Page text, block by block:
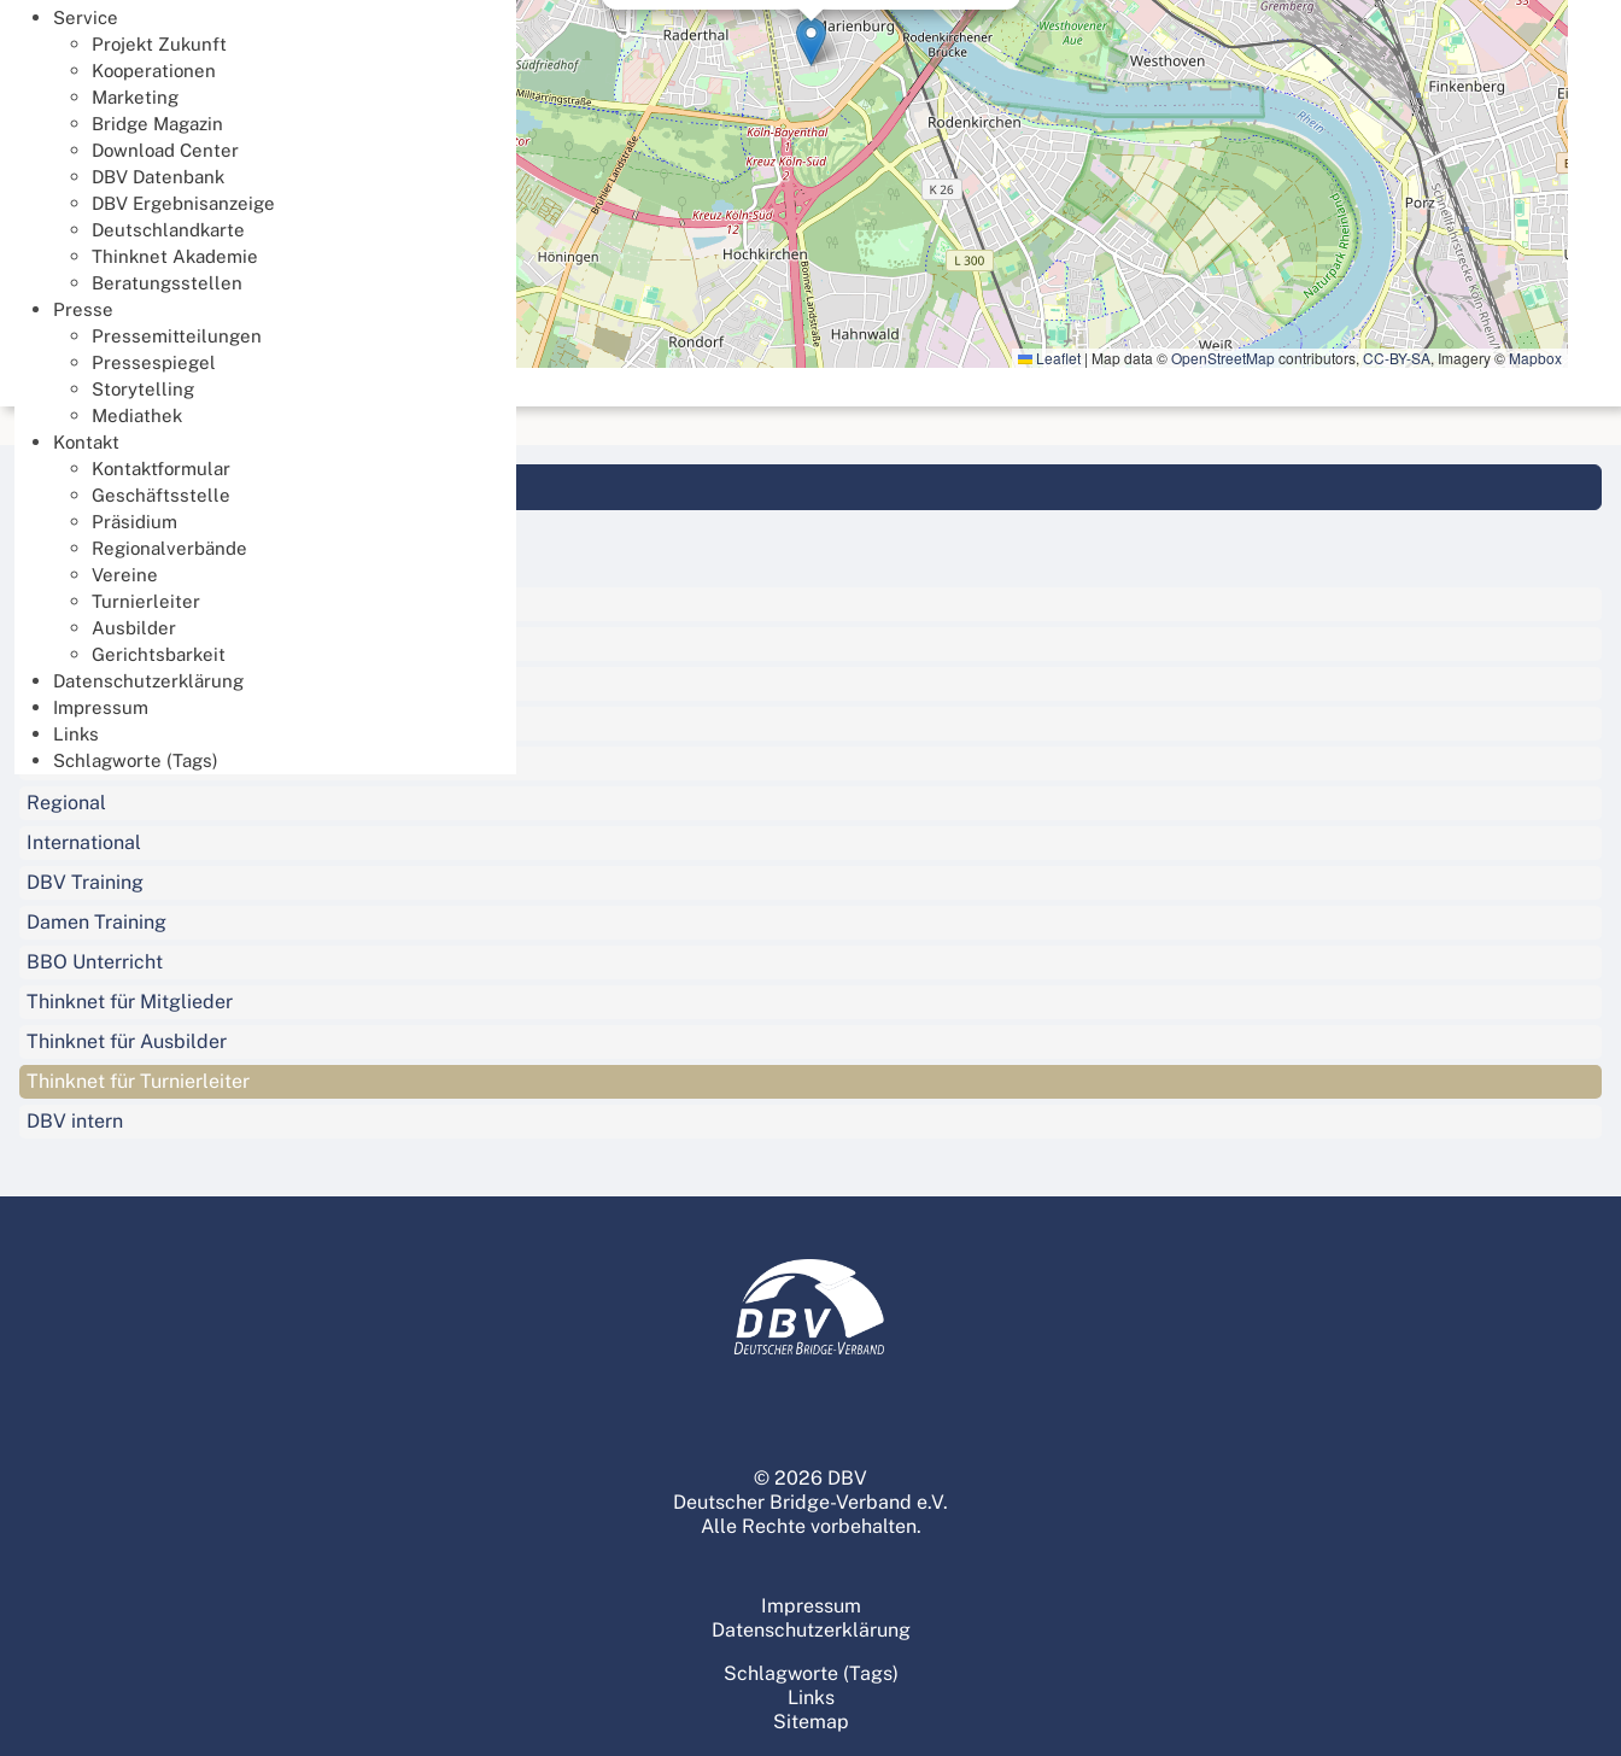
Service
Projekt Zukunft
Kooperationen
Marketing
Bridge Magazin
Download Center
DBV Datenbank
DBV Ergebnisanzeige
Deutschlandkarte
Thinknet Akademie
Beratungsstellen
Presse
Pressemitteilungen
Pressespiegel
Storytelling
Mediathek
Kontakt
Kontaktformular
Geschäftsstelle
Präsidium
Regionalverbände
Vereine
Turnierleiter
Ausbilder
Gerichtsbarkeit
Datenschutzerklärung
Impressum
Links
Schlagworte (Tags)
Leaflet | Map data ©OpenStreetMapcontributors, CC-BY-SA, Imagery ©Mapbox
Login DBV Datenbank
Veranstaltungs-Kategorien
Alle Termine
Events
Online Turniere
Jugend
Regional
International
DBV Training
Damen Training
BBO Unterricht
Thinknet für Mitglieder
Thinknet für Ausbilder
Thinknet für Turnierleiter
DBV intern
© 2026 DBV
Deutscher Bridge-Verband e.V.
Alle Rechte vorbehalten.
Impressum
Datenschutzerklärung
Schlagworte (Tags)
Links
Sitemap